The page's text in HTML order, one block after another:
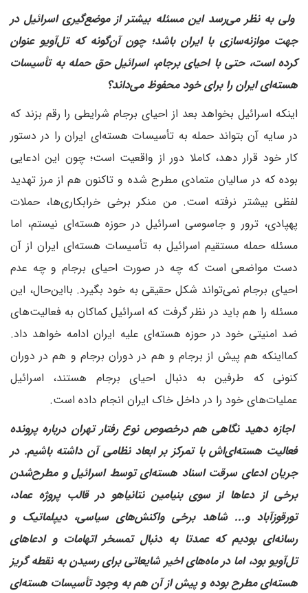
ولی به نظر می‌رسد این مسئله بیشتر از موضع‌گیری اسرائیل در
جهت موازنه‌سازی با ایران باشد؛ چون آن‌گونه که تل‌آویو عنوان
کرده است، حتی با احیای برجام، اسرائیل حق حمله به تأسیسات
هسته‌ای ایران را برای خود محفوظ می‌داند؟
اینکه اسرائیل بخواهد بعد از احیای برجام شرایطی را رقم بزند که
در سایه آن بتواند حمله به تأسیسات هسته‌ای ایران را در دستور
کار خود قرار دهد، کاملا دور از واقعیت است؛ چون این ادعایی
بوده که در سالیان متمادی مطرح شده و تاکنون هم از مرز تهدید
لفظی بیشتر نرفته است. من منکر برخی خرابکاری‌ها، حملات
پهپادی، ترور و جاسوسی اسرائیل در حوزه هسته‌ای نیستم، اما
مسئله حمله مستقیم اسرائیل به تأسیسات هسته‌ای ایران از آن
دست مواضعی است که چه در صورت احیای برجام و چه عدم
احیای برجام نمی‌تواند شکل حقیقی به خود بگیرد. با‌این‌حال، این
مسئله را هم باید در نظر گرفت که اسرائیل کماکان به فعالیت‌های
ضد امنیتی خود در حوزه هسته‌ای علیه ایران ادامه خواهد داد.
کما‌اینکه هم پیش از برجام و هم در دوران برجام و هم در دوران
کنونی که طرفین به دنبال احیای برجام هستند، اسرائیل
عملیات‌های خود را در داخل خاک ایران انجام داده است.
اجازه دهید نگاهی هم درخصوص نوع رفتار تهران درباره پرونده
فعالیت هسته‌ای‌اش با تمرکز بر ابعاد نظامی آن داشته باشیم. در
جریان ادعای سرقت اسناد هسته‌ای توسط اسرائیل و مطرح‌شدن
برخی از دعاها از سوی بنیامین نتانیاهو در قالب پروژه عماد،
تورقوزآباد و‌... شاهد برخی واکنش‌های سیاسی، دیپلماتیک و
رسانه‌ای بودیم که عمدتا به دنبال تمسخر اتهامات و ادعاهای
تل‌آویو بود، اما در ماه‌های اخیر شایعاتی برای رسیدن به نقطه گریز
هسته‌ای مطرح بوده و پیش از آن هم به وجود تأسیسات هسته‌ای